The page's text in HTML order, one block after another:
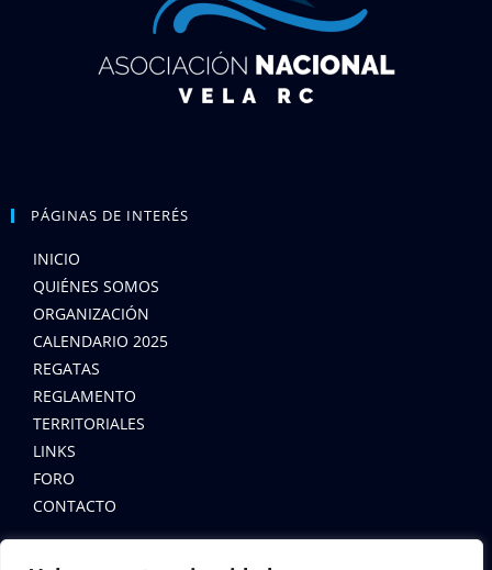
PÁGINAS DE INTERÉS
INICIO
QUIÉNES SOMOS
ORGANIZACIÓN
CALENDARIO 2025
REGATAS
REGLAMENTO
TERRITORIALES
LINKS
FORO
CONTACTO